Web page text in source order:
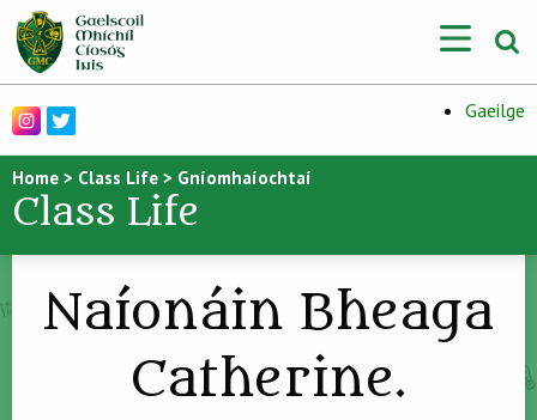
Gaeilge
Home > Class Life > Gníomhaíochtaí
Class Life
Naíonáin Bheaga
Catherine.